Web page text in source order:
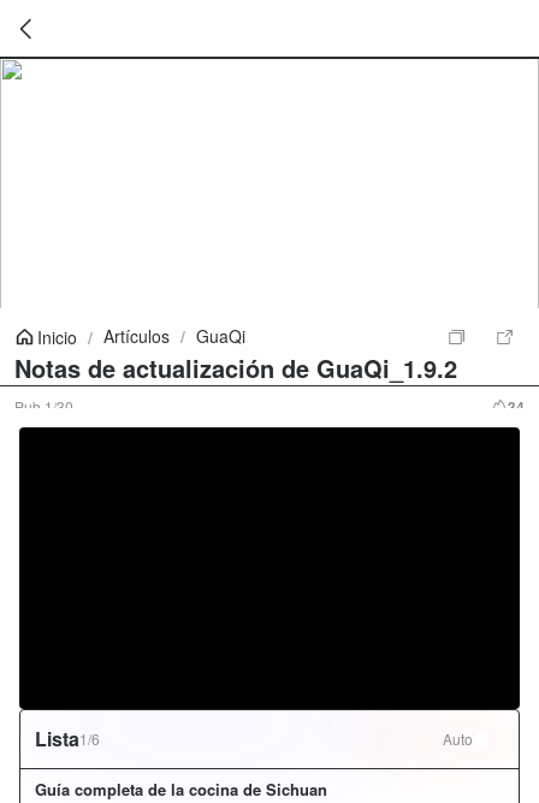
Inicio / Artículos / GuaQi
Notas de actualización de GuaQi_1.9.2
Pub 1/30 34
Lista1/6 Auto
Guía completa de la cocina de Sichuan